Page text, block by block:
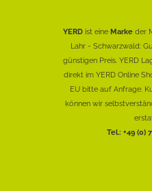
YERD ist eine Marke der
Lahr - Schwarzwald:
günstigen Preis. YERD
direkt im YERD Online
EU bitte auf Anfrage.
können wir
Tel.: +49 (0)